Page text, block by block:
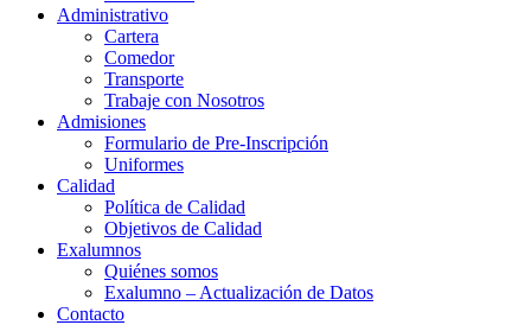
Administrativo
Cartera
Comedor
Transporte
Trabaje con Nosotros
Admisiones
Formulario de Pre-Inscripción
Uniformes
Calidad
Política de Calidad
Objetivos de Calidad
Exalumnos
Quiénes somos
Exalumno – Actualización de Datos
Contacto